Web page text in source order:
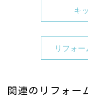
キ
リフォ
関連のリフォー